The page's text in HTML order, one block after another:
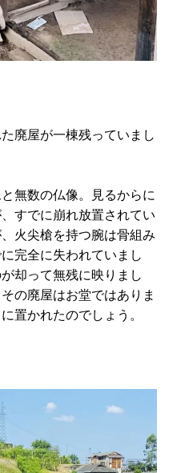
廃屋が一棟残っていまし
無数の仏像。見るからに
すでに崩れ放置されてい
火尖槍を持つ腕は骨組み
完全に失われていまし
却って無残に映りまし
の廃屋はお堂ではありま
置かれたのでしょう。